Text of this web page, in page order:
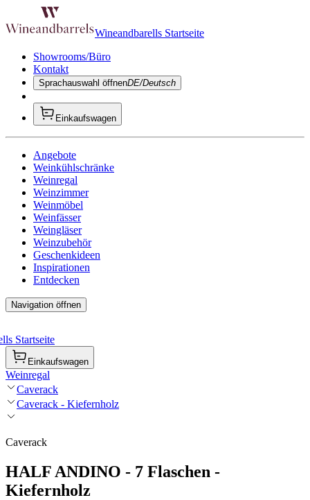
Wineandbarells Startseite
Showrooms/Büro
Kontakt
Sprachauswahl öffnenDE/Deutsch
Einkaufswagen
Angebote
Weinkühlschränke
Weinregal
Weinzimmer
Weinmöbel
Weinfässer
Weingläser
Weinzubehör
Geschenkideen
Inspirationen
Entdecken
Navigation öffnen
Startseite
Einkaufswagen
Weinregal
Caverack
Caverack - Kiefernholz
Caverack
HALF ANDINO - 7 Flaschen -
Kiefernholz